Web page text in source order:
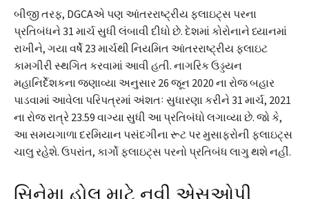
બીજી તરફ, DGCAએ પણ આંતરરાષ્ટ્રીય ફ્લાઇટ્સ પરના
પ્રતિબંધને 31 માર્ચ સુધી લંબાવી દીધો છે. દેશમાં કોરોનાને ધ્યાનમાં
રાખીને, ગયા વર્ષે 23 માર્ચથી નિયમિત આંતરરાષ્ટ્રીય ફ્લાઇટ
કામગીરી સ્થગિત કરવામાં આવી હતી. નાગરિક ઉડ્ડયન
મહાનિર્દેશકના જણાવ્યા અનુસાર 26 જૂન 2020 ના રોજ બહાર
પાડવામાં આવેલા પરિપત્રમાં અંશતઃ સુધારણા કરીને 31 માર્ચ, 2021
ના ​​રોજ રાત્રે 23.59 વાગ્યા સુધી આ પ્રતિબંધો લગાવ્યા છે. જો કે,
આ સમયગાળા દરમિયાન પસંદગીના રૂટ પર મુસાફરોની ફ્લાઇટ્સ
ચાલુ રહેશે. ઉપરાંત, કાર્ગો ફ્લાઇટ્સ પરનો પ્રતિબંધ લાગુ થશે નહીં.
સિનેમા હોલ માટે નવી એસઓપી